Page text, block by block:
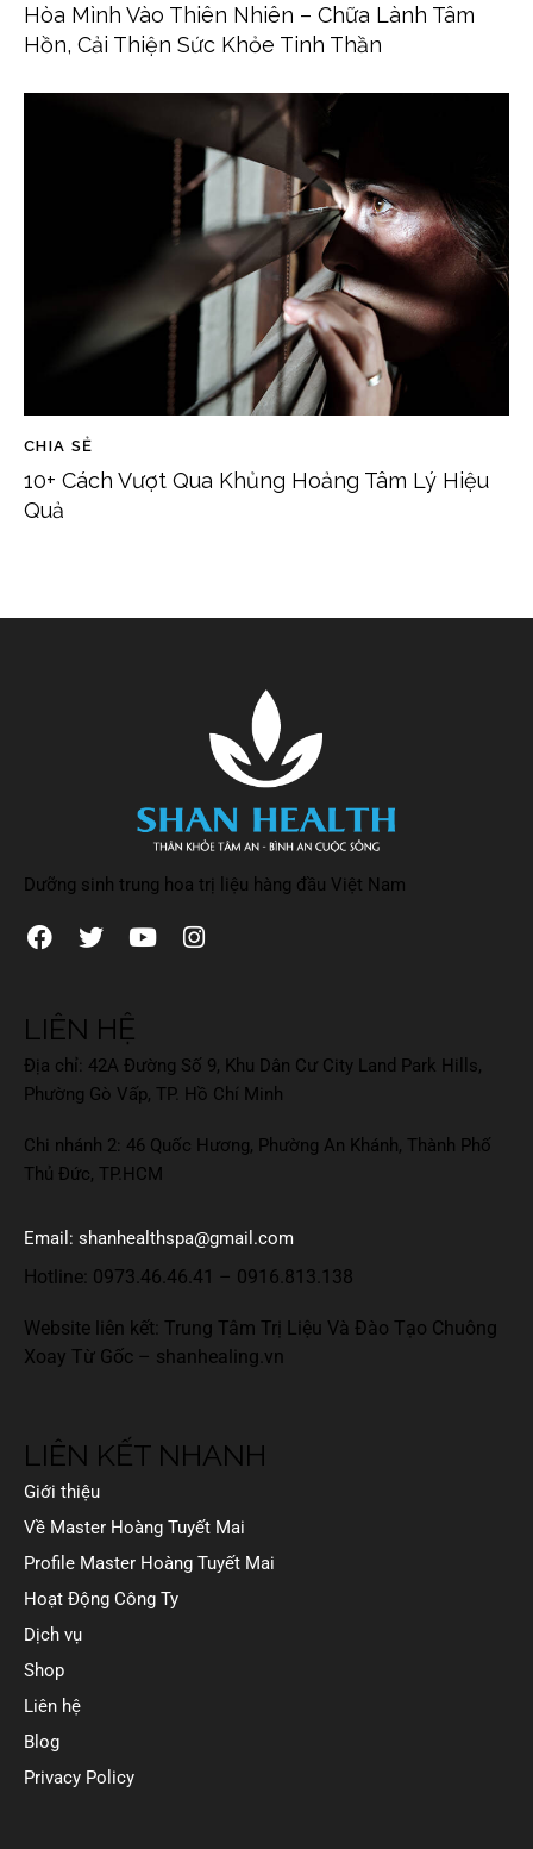
Hòa Mình Vào Thiên Nhiên – Chữa Lành Tâm
Hồn, Cải Thiện Sức Khỏe Tinh Thần
CHIA SẺ
10+ Cách Vượt Qua Khủng Hoảng Tâm Lý Hiệu
Quả
Dưỡng sinh trung hoa trị liệu hàng đầu Việt Nam
LIÊN HỆ
Địa chỉ: 42A Đường Số 9, Khu Dân Cư City Land Park Hills,
Phường Gò Vấp, TP. Hồ Chí Minh
Chi nhánh 2: 46 Quốc Hương, Phường An Khánh, Thành Phố
Thủ Đức, TP.HCM
Email: shanhealthspa@gmail.com
Hotline: 0973.46.46.41 – 0916.813.138
Website liên kết: Trung Tâm Trị Liệu Và Đào Tạo Chuông
Xoay Từ Gốc – shanhealing.vn
LIÊN KẾT NHANH
Giới thiệu
Về Master Hoàng Tuyết Mai
Profile Master Hoàng Tuyết Mai
Hoạt Động Công Ty
Dịch vụ
Shop
Liên hệ
Blog
Privacy Policy